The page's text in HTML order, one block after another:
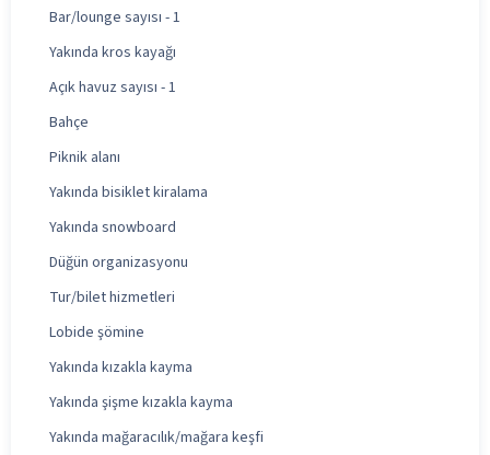
Bar/lounge sayısı - 1
Yakında kros kayağı
Açık havuz sayısı - 1
Bahçe
Piknik alanı
Yakında bisiklet kiralama
Yakında snowboard
Düğün organizasyonu
Tur/bilet hizmetleri
Lobide şömine
Yakında kızakla kayma
Yakında şişme kızakla kayma
Yakında mağaracılık/mağara keşfi